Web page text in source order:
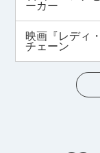
ーカー
映画『レディ
チェーン